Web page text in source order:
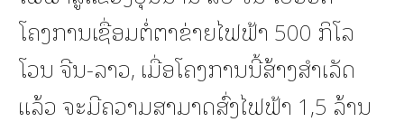
ໂຄງການເຊື່ອມຕໍ່ຕາຂ່າຍໄຟຟ້າ 500 ກິໂລ
ໂວນ ຈີນ-ລາວ, ເມື່ອໂຄງການນີ້ສ້າງສຳເລັດ
ແລ້ວ ຈະມີຄວາມສາມາດສົ່ງໄຟຟ້າ 1,5 ລ້ານ